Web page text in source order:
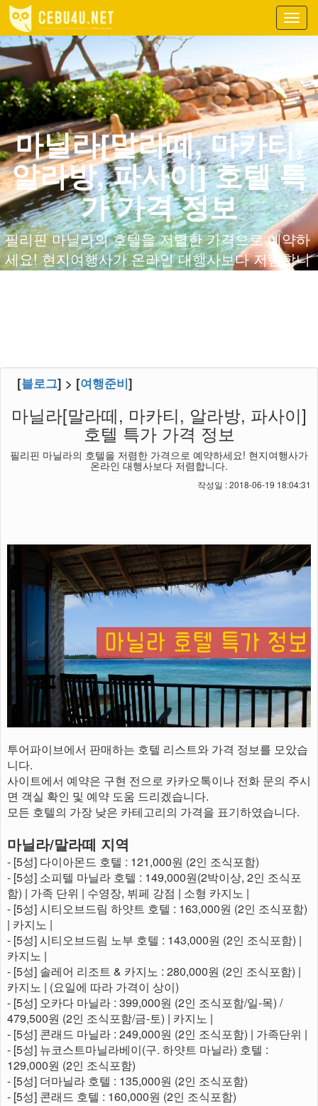
마닐라[말라떼, 마카티,
알라방, 파사이] 호텔 특
가 가격 정보
필리핀 마닐라의 호텔을 저렴한 가격으로 예약하
세요! 현지여행사가 온라인 대행사보다 저렴합니
[블로그] > [여행준비]
마닐라[말라떼, 마카티, 알라방, 파사이]
호텔 특가 가격 정보
필리핀 마닐라의 호텔을 저렴한 가격으로 예약하세요! 현지여행사가
온라인 대행사보다 저렴합니다.
작성일 : 2018-06-19 18:04:31
투어파이브에서 판매하는 호텔 리스트와 가격 정보를 모았습
니다.
사이트에서 예약은 구현 전으로 카카오톡이나 전화 문의 주시
면 객실 확인 및 예약 도움 드리겠습니다.
모든 호텔의 가장 낮은 카테고리의 가격을 표기하였습니다.
마닐라/말라떼 지역
- [5성] 다이아몬드 호텔 : 121,000원 (2인 조식포함)
- [5성] 소피텔 마닐라 호텔 : 149,000원(2박이상, 2인 조식포
함) | 가족 단위 | 수영장, 뷔페 강점 | 소형 카지노 |
- [5성] 시티오브드림 하얏트 호텔 : 163,000원 (2인 조식포함)
| 카지노 |
- [5성] 시티오브드림 노부 호텔 : 143,000원 (2인 조식포함) |
카지노 |
- [5성] 솔레어 리조트 & 카지노 : 280,000원 (2인 조식포함) |
카지노 | (요일에 따라 가격이 상이)
- [5성] 오카다 마닐라 : 399,000원 (2인 조식포함/일-목) /
479,500원 (2인 조식포함/금-토) | 카지노 |
- [5성] 콘래드 마닐라 : 249,000원 (2인 조식포함) | 가족단위 |
- [5성] 뉴코스트마닐라베이(구. 하얏트 마닐라) 호텔 :
129,000원 (2인 조식포함)
- [5성] 더마닐라 호텔 : 135,000원 (2인 조식포함)
- [5성] 콘래드 호텔 : 160,000원 (2인 조식포함)